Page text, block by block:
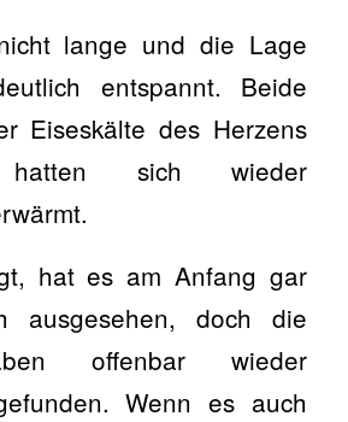
lange und die Lage
entspannt. Beide
Eiseskälte des Herzens
hatten sich wieder
hat es am Anfang gar
ausgesehen, doch die
offenbar wieder
Wenn es auch